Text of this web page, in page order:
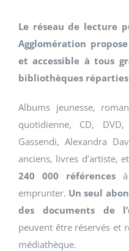
Le réseau de lecture
Agglomération
et accessible à tous
bibliothèques
Albums jeunesse,
quotidienne, CD,
Gassendi, Alexandra
anciens, livres d’artiste,
240 000
références
emprunter. Un seul
des documents de
peuvent être réservés et
médiathèque.